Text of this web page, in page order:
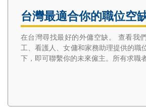
台灣最適合你的職位空
在台灣尋找最好的外傭空缺。 查看我
工、看護人、女傭和家務助理提供的職
下，即可聯繫你的未來僱主。所有求職